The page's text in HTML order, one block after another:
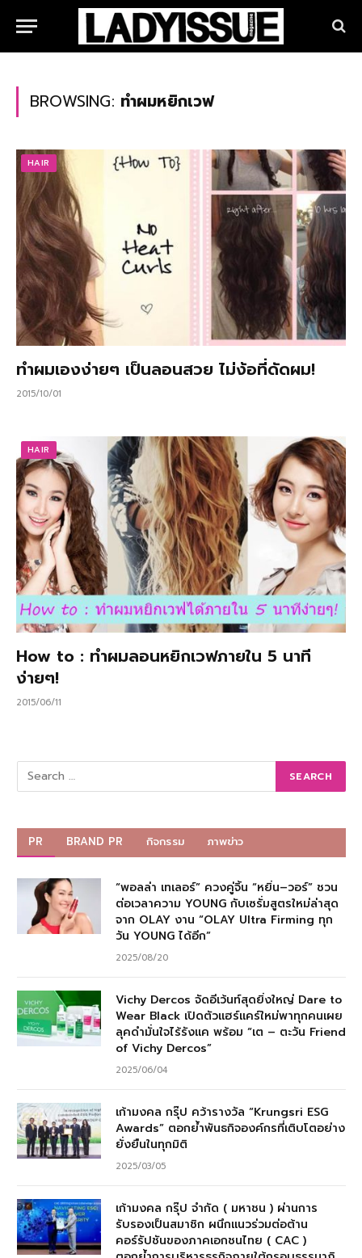
BROWSING: ทำผมหยิกเวฟ
HAIR
ทำผมเองง่ายๆ เป็นลอนสวย ไม่ง้อที่ดัดผม!
2015/10/01
HAIR
How to : ทำผมลอนหยิกเวฟภายใน 5 นาที
ง่ายๆ!
2015/06/11
PR BRAND PR กิจกรรม ภาพข่าว
“พอลล่า เทเลอร์” ควงคู่จิ้น “หยิ่น–วอร์” ชวน
ต่อเวลาความ YOUNG กับเซรั่มสูตรใหม่ล่าสุด
จาก OLAY งาน “OLAY Ultra Firming ทุก
วัน YOUNG ได้อีก”
2025/08/20
Vichy Dercos จัดอีเว้นท์สุดยิ่งใหญ่ Dare to
Wear Black เปิดตัวแฮร์แคร์ใหม่พาทุกคนเผย
ลุคดำมั่นใจไร้รังแค พร้อม “เต – ตะวัน Friend
of Vichy Dercos”
2025/06/04
เก้ามงคล กรุ๊ป คว้ารางวัล “Krungsri ESG
Awards” ตอกย้ำพันธกิจองค์กรที่เติบโตอย่าง
ยั่งยืนในทุกมิติ
2025/03/05
เก้ามงคล กรุ๊ป จำกัด ( มหาชน ) ผ่านการ
รับรองเป็นสมาชิก ผนึกแนวร่วมต่อต้าน
คอร์รัปชันของภาคเอกชนไทย ( CAC )